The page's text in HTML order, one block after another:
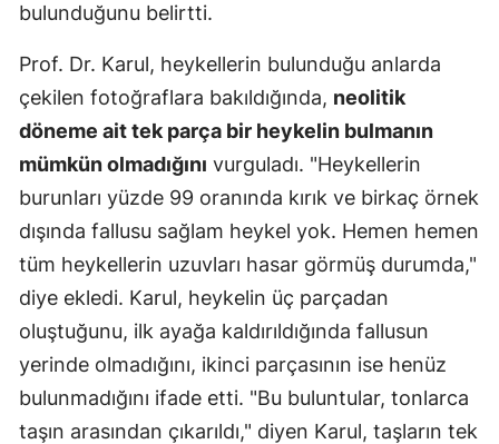
bulunduğunu belirtti.
Prof. Dr. Karul, heykellerin bulunduğu anlarda
çekilen fotoğraflara bakıldığında, neolitik
döneme ait tek parça bir heykelin bulmanın
mümkün olmadığını vurguladı. "Heykellerin
burunları yüzde 99 oranında kırık ve birkaç örnek
dışında fallusu sağlam heykel yok. Hemen hemen
tüm heykellerin uzuvları hasar görmüş durumda,"
diye ekledi. Karul, heykelin üç parçadan
oluştuğunu, ilk ayağa kaldırıldığında fallusun
yerinde olmadığını, ikinci parçasının ise henüz
bulunmadığını ifade etti. "Bu buluntular, tonlarca
taşın arasından çıkarıldı," diyen Karul, taşların tek